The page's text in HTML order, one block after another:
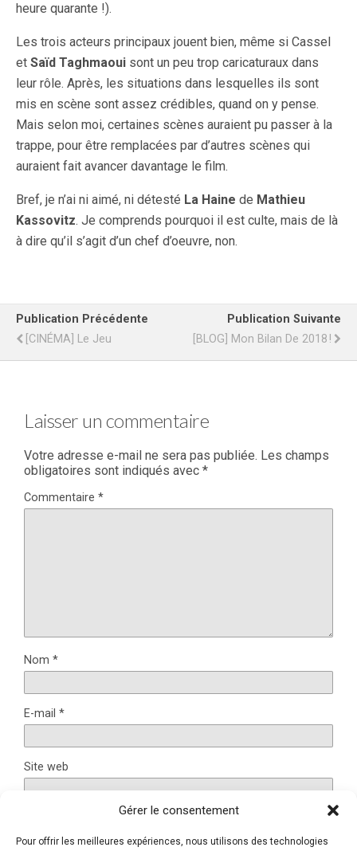
Gérer le consentement
Pour offrir les meilleures expériences, nous utilisons des technologies
heure quarante !).
Les trois acteurs principaux jouent bien, même si Cassel
et Saïd Taghmaoui sont un peu trop caricaturaux dans
leur rôle. Après, les situations dans lesquelles ils sont
mis en scène sont assez crédibles, quand on y pense.
Mais selon moi, certaines scènes auraient pu passer à la
trappe, pour être remplacées par d’autres scènes qui
auraient fait avancer davantage le film.
Bref, je n’ai ni aimé, ni détesté La Haine de Mathieu
Kassovitz. Je comprends pourquoi il est culte, mais de là
à dire qu’il s’agit d’un chef d’oeuvre, non.
Publication Précédente
[CINÉMA] Le Jeu
Publication Suivante
[BLOG] Mon Bilan De 2018 !
Laisser un commentaire
Votre adresse e-mail ne sera pas publiée. Les champs
obligatoires sont indiqués avec *
Commentaire *
Nom *
E-mail *
Site web